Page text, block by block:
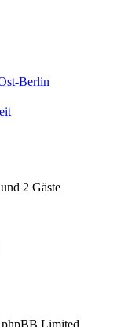
Berlin
2 Gäste